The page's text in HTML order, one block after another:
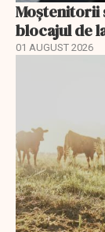
Moștenitorii
blocajul de
01 AUGUST 2026